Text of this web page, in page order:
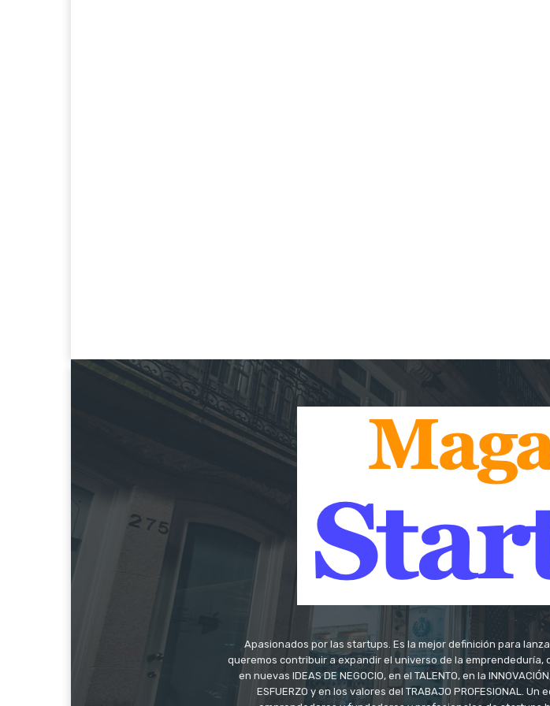
Apasionados por las startups. Es la mejor definición para
queremos contribuir a expandir el universo de la
en nuevas IDEAS DE NEGOCIO, en el TALENTO, en la
ESFUERZO y en los valores del TRABAJO PROFESIONAL.